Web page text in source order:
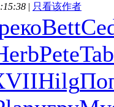
| 只看该作者
Bett
Pete
Hilg